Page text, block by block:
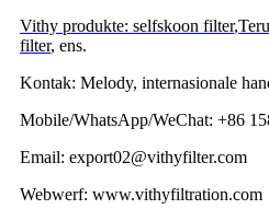
Vithy produkte: selfskoon filter,
filter, ens.
Kontak: Melody, internasionale
Mobile/WhatsApp/WeChat: +86
Email: export02@vithyfilter.com
Webwerf: www.vithyfiltration.com